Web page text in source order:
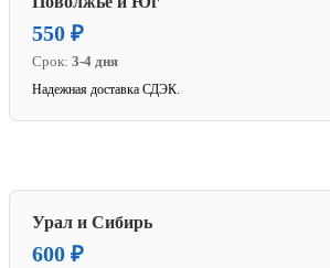
550 ₽
Срок: 3-4 дня
Надежная доставка СДЭК.
Урал и Сибирь
600 ₽